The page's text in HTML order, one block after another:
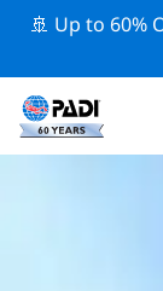
🚢 Up to 60%